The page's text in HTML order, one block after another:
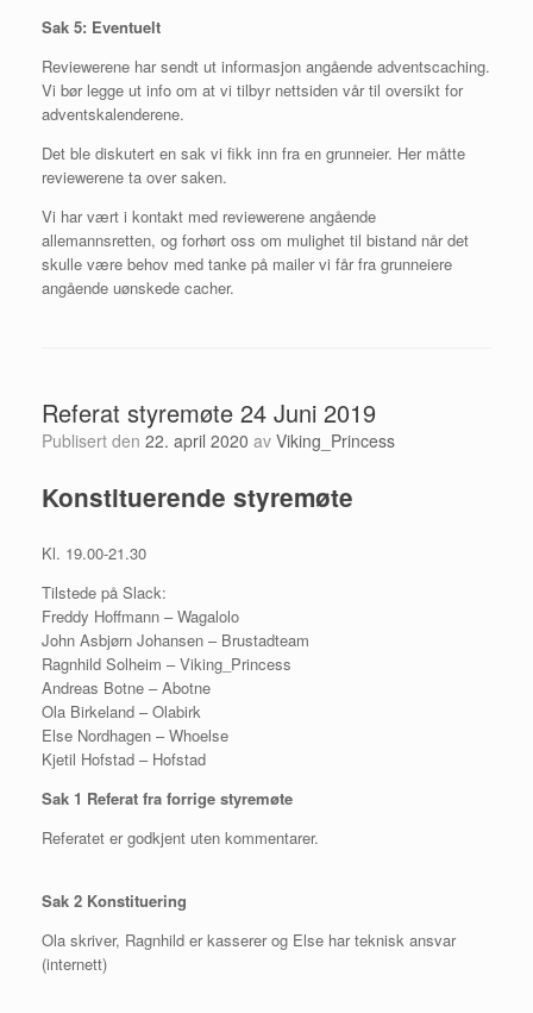
Sak 5: Eventuelt
Reviewerene har sendt ut informasjon angående adventscaching.
Vi bør legge ut info om at vi tilbyr nettsiden vår til oversikt for
adventskalenderene.
Det ble diskutert en sak vi fikk inn fra en grunneier. Her måtte
reviewerene ta over saken.
Vi har vært i kontakt med reviewerene angående
allemannsretten, og forhørt oss om mulighet til bistand når det
skulle være behov med tanke på mailer vi får fra grunneiere
angående uønskede cacher.
Referat styremøte 24 Juni 2019
Publisert den 22. april 2020 av Viking_Princess
Konstituerende styremøte
Kl. 19.00-21.30
Tilstede på Slack:
Freddy Hoffmann – Wagalolo
John Asbjørn Johansen – Brustadteam
Ragnhild Solheim – Viking_Princess
Andreas Botne – Abotne
Ola Birkeland – Olabirk
Else Nordhagen – Whoelse
Kjetil Hofstad – Hofstad
Sak 1 Referat fra forrige styremøte
Referatet er godkjent uten kommentarer.
Sak 2 Konstituering
Ola skriver, Ragnhild er kasserer og Else har teknisk ansvar
(internett)